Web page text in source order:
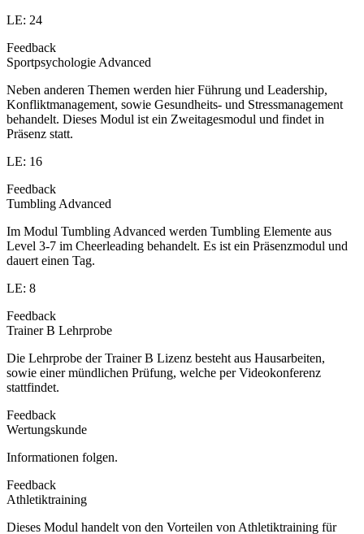
LE: 24
Feedback
Sportpsychologie Advanced
Neben anderen Themen werden hier Führung und Leadership,
Konfliktmanagement, sowie Gesundheits- und Stressmanagement
behandelt. Dieses Modul ist ein Zweitagesmodul und findet in
Präsenz statt.
LE: 16
Feedback
Tumbling Advanced
Im Modul Tumbling Advanced werden Tumbling Elemente aus
Level 3-7 im Cheerleading behandelt. Es ist ein Präsenzmodul und
dauert einen Tag.
LE: 8
Feedback
Trainer B Lehrprobe
Die Lehrprobe der Trainer B Lizenz besteht aus Hausarbeiten,
sowie einer mündlichen Prüfung, welche per Videokonferenz
stattfindet.
Feedback
Wertungskunde
Informationen folgen.
Feedback
Athletiktraining
Dieses Modul handelt von den Vorteilen von Athletiktraining für